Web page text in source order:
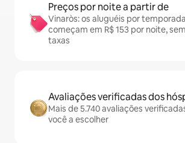
Preços por noite a partir de
Vinaròs: os aluguéis por
começam em R$ 153 por noite,
taxas
Avaliações verificadas dos
Mais de 5.740 avaliações
você a escolher